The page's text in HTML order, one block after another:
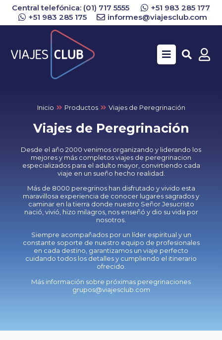
Central telefónica: (01) 717 5555
+51 983 285 177
+51 983 285 175
informes@viajesclub.com
Inicio Productos Viajes de Peregrinación
Viajes de Peregrinación
Desde el año 2000 venimos organizando y liderando los
mejores y más completos viajes de peregrinacion
especializados para el adulto mayor, convirtiendo cada
viaje en un sueño hecho realidad.
Más de 8000 peregrinos han disfrutado y vivido esta
maravillosa experiencia de conocer lugares sagrados y
caminar en la tierra donde nuestro Señor Jesucristo
nació, vivió, hizo milagros, nos enseñó y dio su vida por
nosotros.
Siempre acompañados por un líder espiritual y un
constante soporte de nuestro equipo de profesionales
en cada destino, garantizamos un viaje perfecto
cuidando todos los detalles y cumpliendo el itinerario
ofrecido.
Más información sobre próximas peregrinaciones
grupos@viajesclub.com